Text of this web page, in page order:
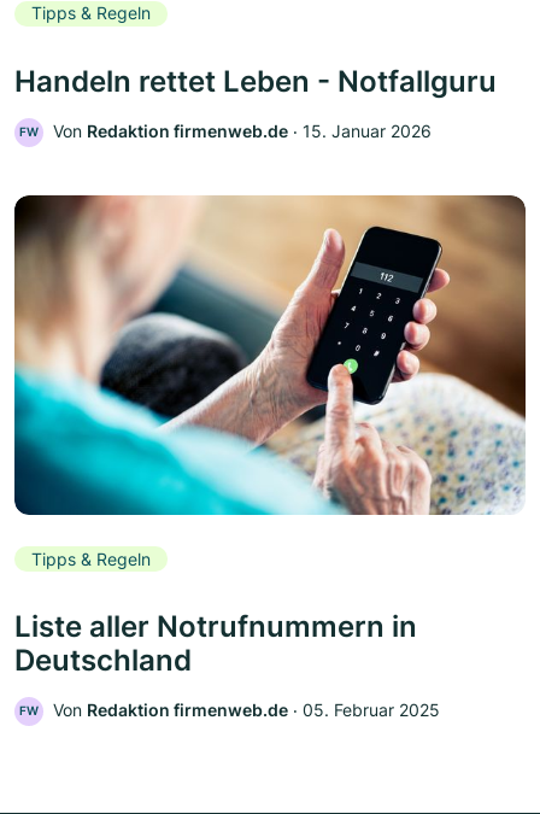
Tipps & Regeln
Handeln rettet Leben - Notfallguru
FW Von Redaktion firmenweb.de ‧ 15. Januar 2026
Tipps & Regeln
Liste aller Notrufnummern in
Deutschland
FW Von Redaktion firmenweb.de ‧ 05. Februar 2025